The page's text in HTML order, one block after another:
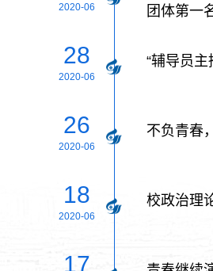
2020-06
团体第一
28
2020-06
“辅导员
26
2020-06
不负青春
18
2020-06
校政治理
17